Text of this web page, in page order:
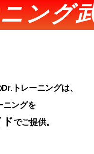
ング
トレーニングは、
ニングを
ドでご提供。